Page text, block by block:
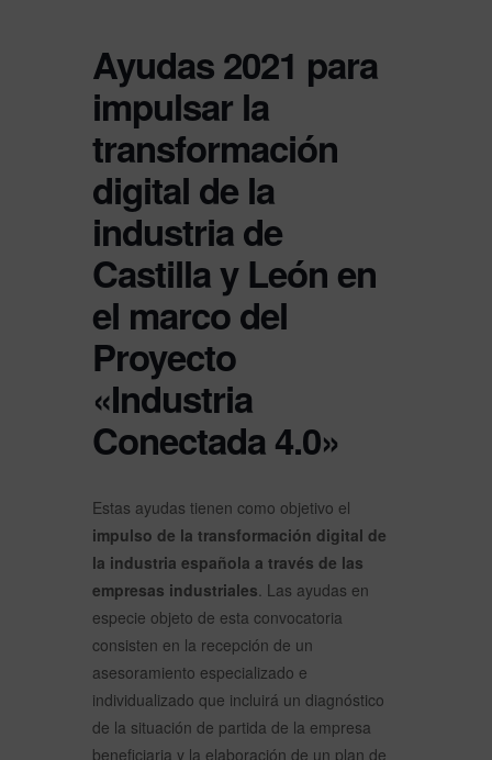
Ayudas 2021 para
impulsar la
transformación
digital de la
industria de
Castilla y León en
el marco del
Proyecto
«Industria
Conectada 4.0»
Estas ayudas tienen como objetivo el
impulso de la transformación digital de
la industria española a través de las
empresas industriales. Las ayudas en
especie objeto de esta convocatoria
consisten en la recepción de un
asesoramiento especializado e
individualizado que incluirá un diagnóstico
de la situación de partida de la empresa
beneficiaria y la elaboración de un plan de